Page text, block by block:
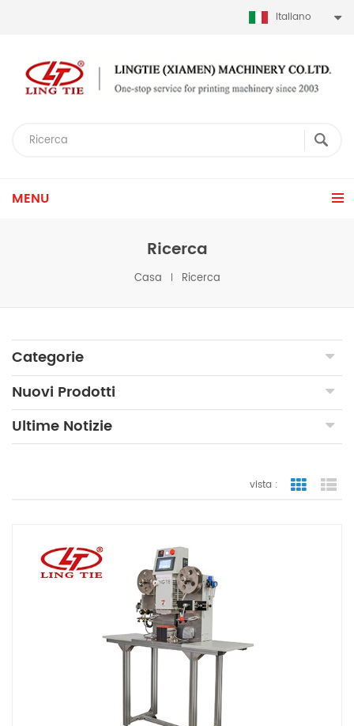
Italiano
MENU
Ricerca
Casa Ricerca
Categorie
Nuovi Prodotti
Ultime Notizie
vista : vista a